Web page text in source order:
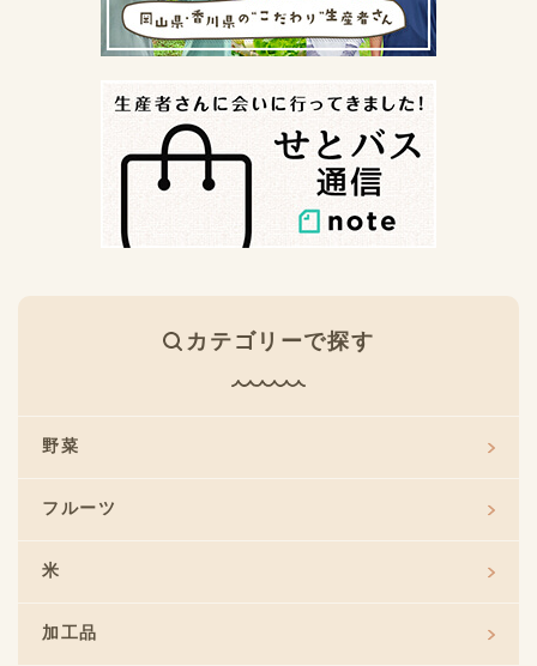
カテゴリーで探す
野菜
フルーツ
米
加工品